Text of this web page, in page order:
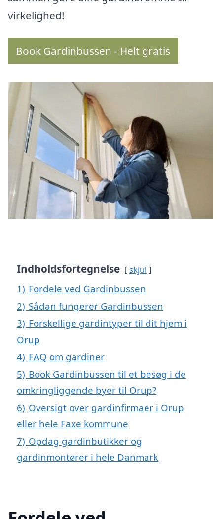
virkelighed!
Book Gardinbussen - Helt gratis
Indholdsfortegnelse skjul
1) Fordele ved Gardinbussen
2) Sådan fungerer Gardinbussen
3) Forskellige gardintyper til dit hjem i
Orup
4) FAQ om gardiner
5) Book Gardinbussen til et besøg i de
omkringliggende byer til Orup?
6) Oversigt over gardinfirmaer i Orup
eller hele Faxe kommune
7) Opdag gardinbutikker og
gardinmontører i hele Danmark